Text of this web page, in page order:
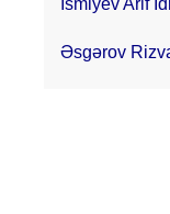
Əsgərov